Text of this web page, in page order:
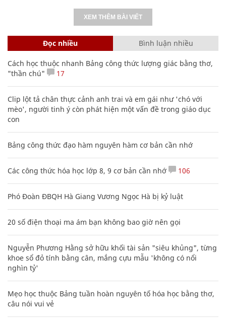
XEM THÊM BÀI VIẾT
Đọc nhiều Bình luận nhiều
Cách học thuộc nhanh Bảng công thức lượng giác bằng thơ,
"thần chú"
17
Clip lột tả chân thực cảnh anh trai và em gái như 'chó với
mèo', người tinh ý còn phát hiện một vấn đề trong giáo dục
con
Bảng công thức đạo hàm nguyên hàm cơ bản cần nhớ
Các công thức hóa học lớp 8, 9 cơ bản cần nhớ 106
Phó Đoàn ĐBQH Hà Giang Vương Ngọc Hà bị kỷ luật
20 số điện thoại ma ám bạn không bao giờ nên gọi
Nguyễn Phương Hằng sở hữu khối tài sản "siêu khủng", từng
khoe sổ đỏ tính bằng cân, mắng cựu mẫu 'không có nổi
nghìn tỷ'
Mẹo học thuộc Bảng tuần hoàn nguyên tố hóa học bằng thơ,
câu nói vui vẻ